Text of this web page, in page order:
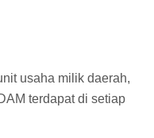
usaha milik daerah,
terdapat di setiap